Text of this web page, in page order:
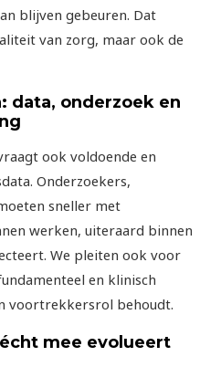
blijven gebeuren. Dat
van zorg, maar ook de
data, onderzoek en
ook voldoende en
Onderzoekers,
sneller met
werken, uiteraard binnen
We pleiten ook voor
en klinisch
voortrekkersrol behoudt.
mee evolueert